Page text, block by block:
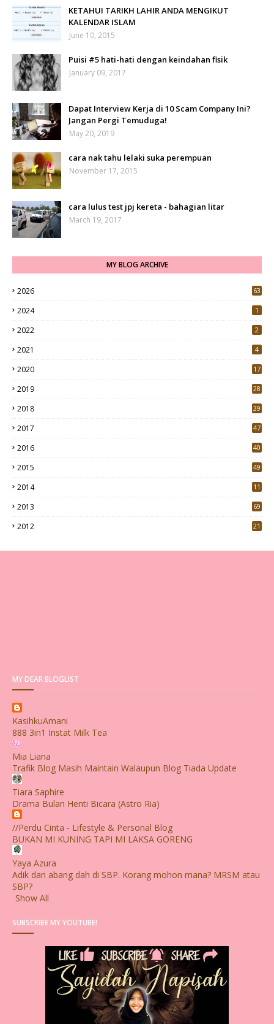
KETAHUI TARIKH LAHIR ANDA MENGIKUT
KALENDAR ISLAM
June 10, 2015
Puisi #5 hati-hati dengan keindahan fisik
January 09, 2017
Dapat Interview Kerja di 10 Scam Company Ini?
Jangan Pergi Temuduga!
May 20, 2019
cara nak tahu lelaki suka perempuan
November 17, 2015
cara lulus test jpj kereta - bahagian litar
March 19, 2017
MY BLOG ARCHIVE
2026 63
2024 1
2022 2
2021 4
2020
17
2019
28
2018
39
2017
47
2016
40
2015
49
2014 11
2013 69
2012 21
MY DEAR BLOGLIST
KasihkuAmani
888 3in1 Instat Milk Tea
Mia Liana
Trafik Blog Masih Maintain Walaupun Blog Tiada Update
Tiara Saphire
Drama Bulan Henti Bicara (Astro Ria)
//Perdu Cinta - Lifestyle & Personal Blog
BUKAN MI KUNING TAPI MI LAKSA GORENG
Yaya Azura
Adik dan abang dah di SBP. Korang mohon mana? MRSM atau
SBP?
Show All
SUBSCRIBE MY YOUTUBE!